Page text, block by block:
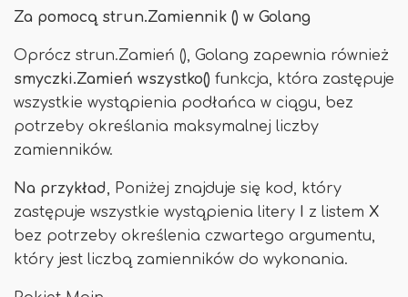
Za pomocą strun.Zamiennik () w Golang
Oprócz strun.Zamień (), Golang zapewnia również
smyczki.Zamień wszystko() funkcja, która zastępuje
wszystkie wystąpienia podłańca w ciągu, bez
potrzeby określania maksymalnej liczby
zamienników.
Na przykład, Poniżej znajduje się kod, który
zastępuje wszystkie wystąpienia litery I z listem X
bez potrzeby określenia czwartego argumentu,
który jest liczbą zamienników do wykonania.